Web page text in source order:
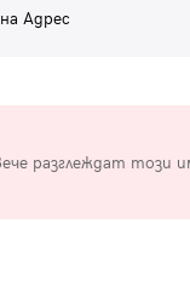
Адрес
разглеждат този